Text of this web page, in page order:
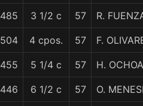
485 3 1/2 c 57 R.
504 4 cpos. 57 F.
455 5 1/4 c 57 H. OCHOA
446 6 1/2 c 57 O.